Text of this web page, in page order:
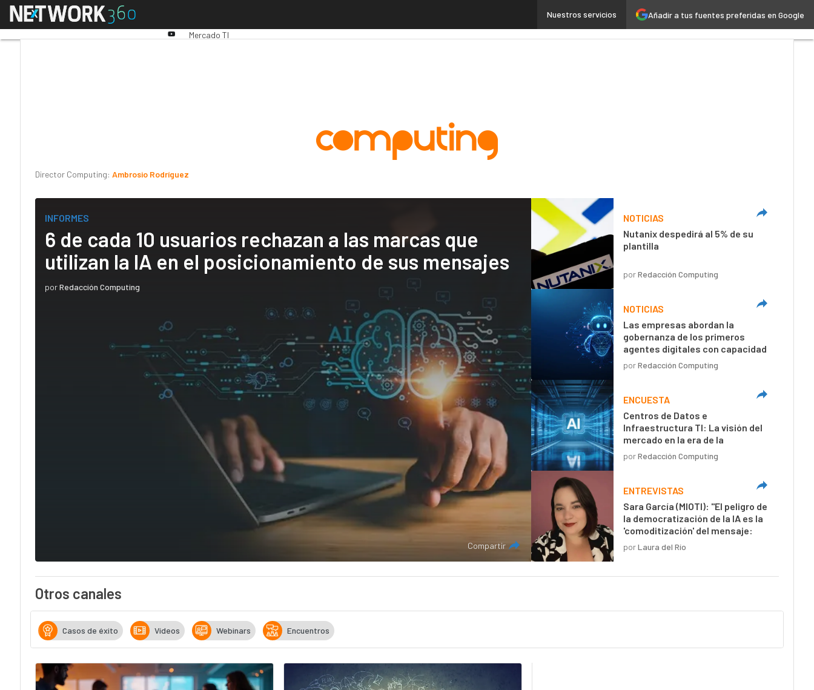
Añadir a tus fuentes preferidas en Google
Nuestros servicios
Menú
Youtube-
Industria 4.0SeguridadMovilidad
Mercado TI
Director Computing: Ambrosio Rodríguez
INFORMES
6 de cada 10 usuarios rechazan a las marcas que
utilizan la IA en el posicionamiento de sus mensajes
porRedacción Computing
Compartir
NOTICIAS
Nutanix despedirá al 5% de su
plantilla
porRedacción Computing
NOTICIAS
Las empresas abordan la
gobernanza de los primeros
agentes digitales con capacidad
de decisión autónoma
porRedacción Computing
ENCUESTA
Centros de Datos e
Infraestructura TI: La visión del
mercado en la era de la
inteligencia artificial
porRedacción Computing
ENTREVISTAS
Sara García (MIOTI): "El peligro de
la democratización de la IA es la
'comoditización' del mensaje:
textos técnicamente perfectos,
pero planos y predecibles"
porLaura del Río
Otros canales
Casos de éxito Vídeos Webinars Encuentros